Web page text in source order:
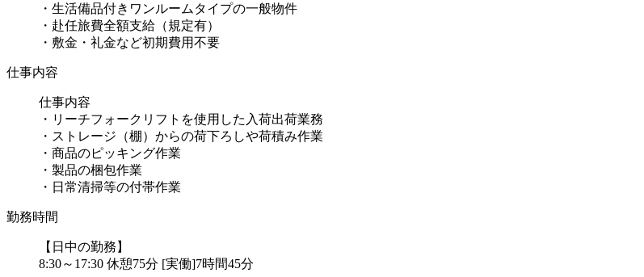
・生活備品付きワンルームタイプの一般物件
・赴任旅費全額支給（規定有）
・敷金・礼金など初期費用不要
仕事内容
仕事内容
・リーチフォークリフトを使用した入荷出荷業務
・ストレージ（棚）からの荷下ろしや荷積み作業
・商品のピッキング作業
・製品の梱包作業
・日常清掃等の付帯作業
勤務時間
【日中の勤務】
8:30～17:30 休憩75分 [実働]7時間45分